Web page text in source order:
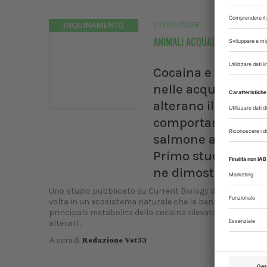
INQUINAMENTO 22/04/2026
ANIMALI ACQUATICI
Cocaina e
nelle acque dolci
alterano il
comportamento
salmone atlantico.
Primo studio in
ne dimostra
Uno studio pubblicato su Current Biology dimostra per
volta in un ecosistema naturale che la benzoilecgonina,
principale metabolita della cocaina rilevato nelle acque
altera il...
A cura di Redazione Vet33
Dal